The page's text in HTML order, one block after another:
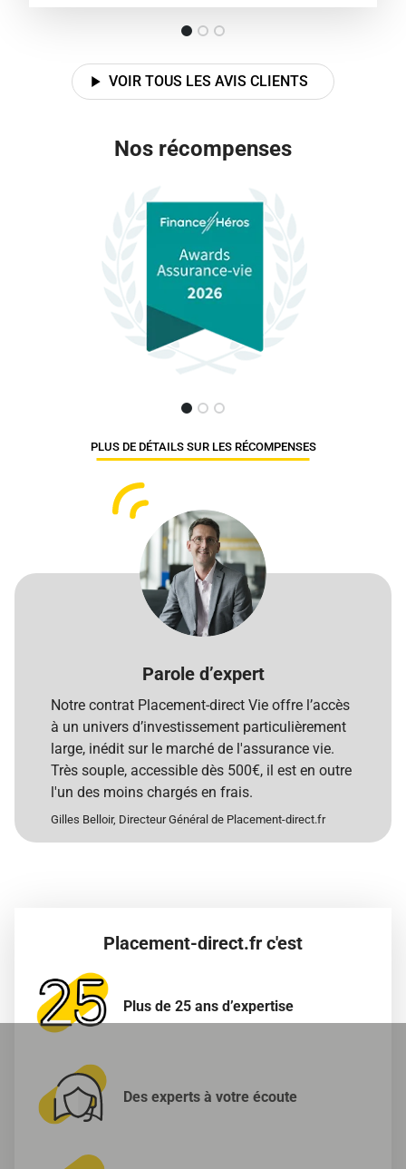
VOIR TOUS LES AVIS CLIENTS
Nos récompenses
PLUS DE DÉTAILS SUR LES RÉCOMPENSES
Parole d’expert
Notre contrat Placement-direct Vie offre l’accès
à un univers d’investissement particulièrement
large, inédit sur le marché de l'assurance vie.
Très souple, accessible dès 500€, il est en outre
l'un des moins chargés en frais.
Gilles Belloir, Directeur Général de Placement-direct.fr
Placement-direct.fr c'est
Plus de 25 ans d’expertise
Des experts à votre écoute